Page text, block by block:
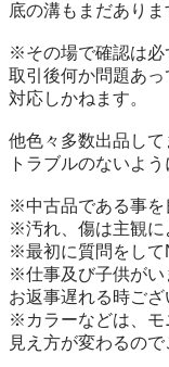
底の溝もまだありま
※その場で確認は必
取引後何か問題あ
対応しかねます。
他色々多数出品して
トラブルのないよ
※中古品である事を
※汚れ、傷は主観に
※最初に質問をして
※仕事及び子供がい
お返事遅れる時ござ
※カラーなどは、モ
見え方が変わるので